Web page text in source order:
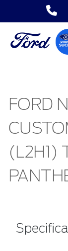
FORD
(L2H1)